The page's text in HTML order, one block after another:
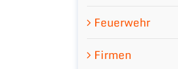
Feuerwehr
Firmen